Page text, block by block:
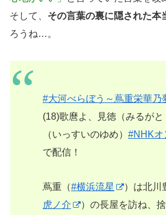
そして、 その言葉の裏に隠された本
ろうね…。
#大河べらぼう～蔦重栄華乃
(18)歌麿よ、見徳（みるが
（いっすいのゆめ） #NHKオ
で配信！
蔦重（#横浜流星 ）は北川
虎ノ介
）の長屋を訪ね、